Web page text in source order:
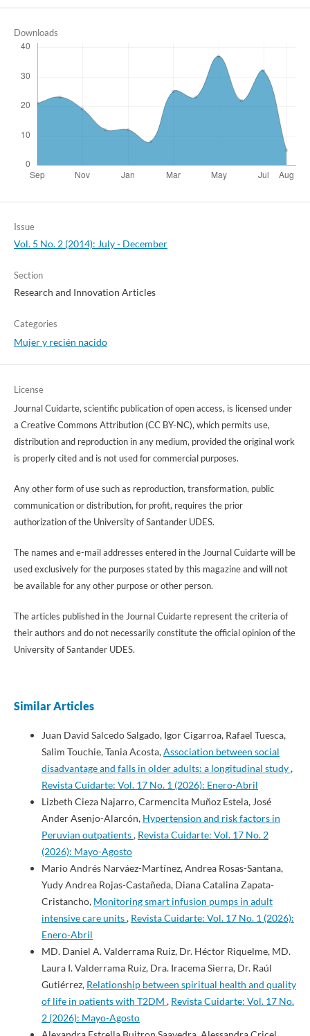
Downloads
Issue
Vol. 5 No. 2 (2014): July - December
Section
Research and Innovation Articles
Categories
Mujer y recién nacido
License
Journal Cuidarte, scientific publication of open access, is licensed under
a Creative Commons Attribution (CC BY-NC), which permits use,
distribution and reproduction in any medium, provided the original work
is properly cited and is not used for commercial purposes.
Any other form of use such as reproduction, transformation, public
communication or distribution, for profit, requires the prior
authorization of the University of Santander UDES.
The names and e-mail addresses entered in the Journal Cuidarte will be
used exclusively for the purposes stated by this magazine and will not
be available for any other purpose or other person.
The articles published in the Journal Cuidarte represent the criteria of
their authors and do not necessarily constitute the official opinion of the
University of Santander UDES.
Similar Articles
Juan David Salcedo Salgado, Igor Cigarroa, Rafael Tuesca,
Salim Touchie, Tania Acosta,Association between social
disadvantage and falls in older adults: a longitudinal study,
Revista Cuidarte: Vol. 17 No. 1 (2026): Enero-Abril
Lizbeth Cieza Najarro, Carmencita Muñoz Estela, José
Ander Asenjo-Alarcón, Hypertension and risk factors in
Peruvian outpatients, Revista Cuidarte: Vol. 17 No. 2
(2026): Mayo-Agosto
Mario Andrés Narváez-Martínez, Andrea Rosas-Santana,
Yudy Andrea Rojas-Castañeda, Diana Catalina Zapata-
Cristancho, Monitoring smart infusion pumps in adult
intensive care units, Revista Cuidarte: Vol. 17 No. 1 (2026):
Enero-Abril
MD. Daniel A. Valderrama Ruiz, Dr. Héctor Riquelme, MD.
Laura I. Valderrama Ruiz, Dra. Iracema Sierra, Dr. Raúl
Gutiérrez, Relationship between spiritual health and quality
of life in patients with T2DM , Revista Cuidarte: Vol. 17 No.
2 (2026): Mayo-Agosto